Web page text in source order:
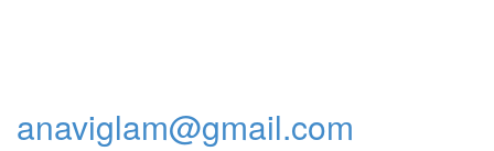
anaviglam@gmail.com